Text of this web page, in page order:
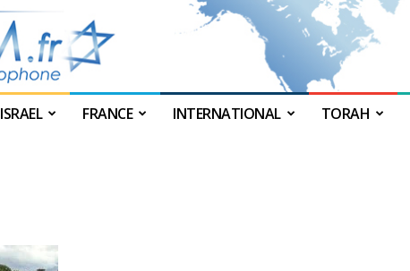
ISRAEL FRANCE INTERNATIONAL TORAH